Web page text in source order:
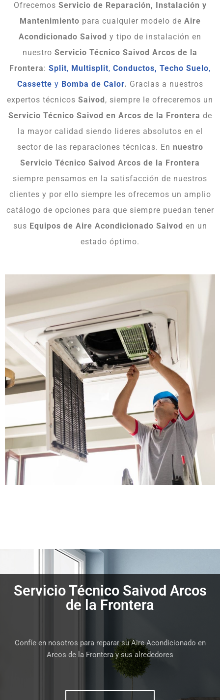
Ofrecemos Servicio de Reparación, Instalación y
Mantenimiento para cualquier modelo de Aire
Acondicionado Saivod y tipo de instalación en
nuestro Servicio Técnico Saivod Arcos de la
Frontera: Split, Multisplit, Conductos, Techo Suelo,
Cassette y Bomba de Calor. Gracias a nuestros
expertos técnicos Saivod, siempre le ofreceremos un
Servicio Técnico Saivod en Arcos de la Frontera de
la mayor calidad siendo lideres absolutos en el
sector de las reparaciones técnicas. En nuestro
Servicio Técnico Saivod Arcos de la Frontera
siempre pensamos en la satisfacción de nuestros
clientes y por ello siempre les ofrecemos un amplio
catálogo de opciones para que siempre puedan tener
sus Equipos de Aire Acondicionado Saivod en un
estado óptimo.
Servicio Técnico Saivod Arcos
de la Frontera
Confíe en nosotros para reparar su Aire Acondicionado en
Arcos de la Frontera y sus alrededores